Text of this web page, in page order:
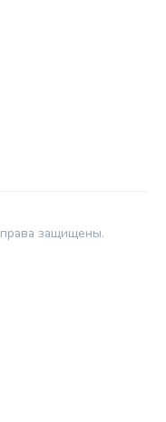
защищены.